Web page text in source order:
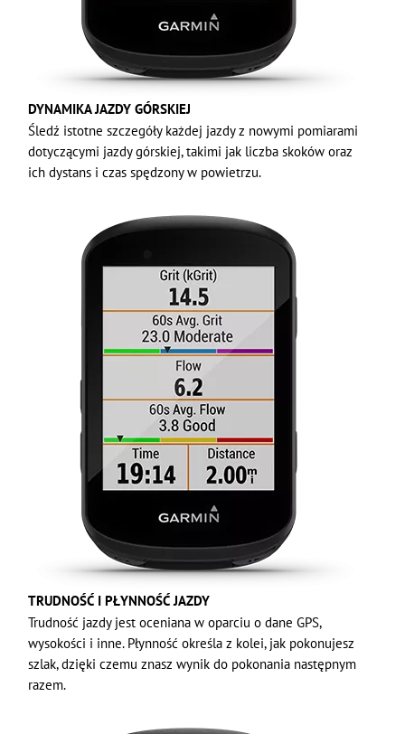
DYNAMIKA JAZDY GÓRSKIEJ
Śledź istotne szczegóły każdej jazdy z nowymi pomiarami
dotyczącymi jazdy górskiej, takimi jak liczba skoków oraz
ich dystans i czas spędzony w powietrzu.
TRUDNOŚĆ I PŁYNNOŚĆ JAZDY
Trudność jazdy jest oceniana w oparciu o dane GPS,
wysokości i inne. Płynność określa z kolei, jak pokonujesz
szlak, dzięki czemu znasz wynik do pokonania następnym
razem.